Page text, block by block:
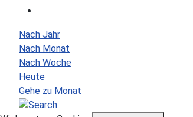
Nach Jahr
Nach Monat
Nach Woche
Heute
Gehe zu Monat